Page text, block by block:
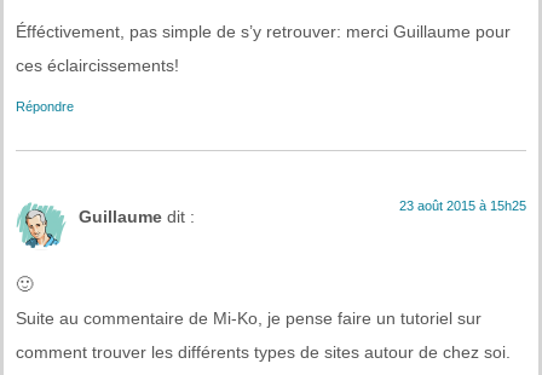
Éfféctivement, pas simple de s’y retrouver: merci Guillaume pour
ces éclaircissements!
Répondre
Guillaume dit :
23 août 2015 à 15h25
🙂
Suite au commentaire de Mi-Ko, je pense faire un tutoriel sur
comment trouver les différents types de sites autour de chez soi.